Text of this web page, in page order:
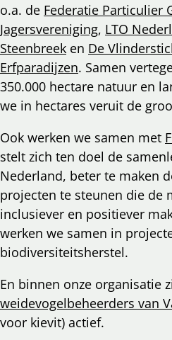
o.a. de Federatie Particulier
Jagersvereniging, LTO
Steenbreek en De
Erfparadijzen. Samen
350.000 hectare natuur en
we in hectares veruit de
Ook werken we samen met
stelt zich ten doel de
Nederland, beter te maken
projecten te steunen die de
inclusiever en positiever
werken we samen in
biodiversiteitsherstel.
En binnen onze organisatie
weidevogelbeheerders van
voor kievit) actief.